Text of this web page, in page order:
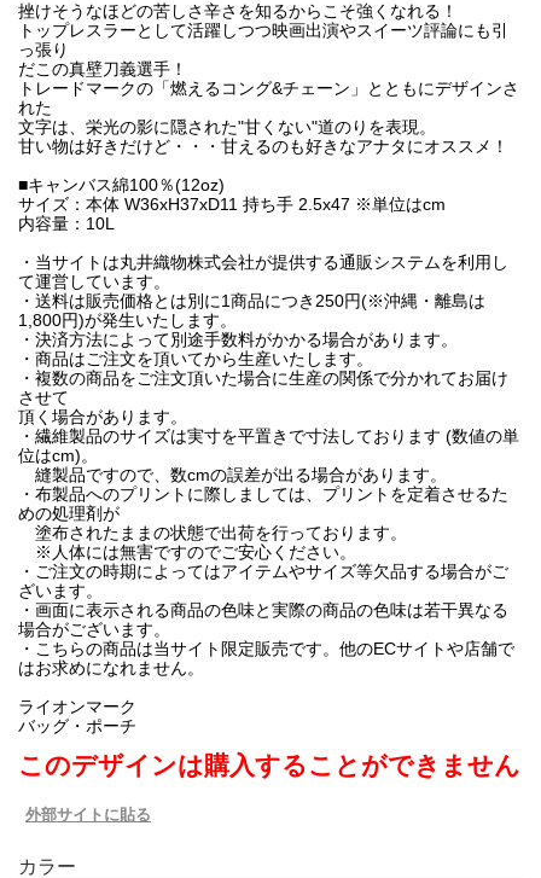
挫けそうなほどの苦しさ辛さを知るからこそ強くなれる！
トップレスラーとして活躍しつつ映画出演やスイーツ評論にも引
っ張り
だこの真壁刀義選手！
トレードマークの「燃えるコング&チェーン」とともにデザインさ
れた
文字は、栄光の影に隠された"甘くない"道のりを表現。
甘い物は好きだけど・・・甘えるのも好きなアナタにオススメ！
■キャンバス綿100％(12oz)
サイズ：本体 W36xH37xD11 持ち手 2.5x47 ※単位はcm
内容量：10L
・当サイトは丸井織物株式会社が提供する通販システムを利用し
て運営しています。
・送料は販売価格とは別に1商品につき250円(※沖縄・離島は
1,800円)が発生いたします。
・決済方法によって別途手数料がかかる場合があります。
・商品はご注文を頂いてから生産いたします。
・複数の商品をご注文頂いた場合に生産の関係で分かれてお届け
させて
頂く場合があります。
・繊維製品のサイズは実寸を平置きで寸法しております (数値の単
位はcm)。
縫製品ですので、数cmの誤差が出る場合があります。
・布製品へのプリントに際しましては、プリントを定着させるた
めの処理剤が
塗布されたままの状態で出荷を行っております。
※人体には無害ですのでご安心ください。
・ご注文の時期によってはアイテムやサイズ等欠品する場合がご
ざいます。
・画面に表示される商品の色味と実際の商品の色味は若干異なる
場合がございます。
・こちらの商品は当サイト限定販売です。他のECサイトや店舗で
はお求めになれません。
ライオンマーク
バッグ・ポーチ
このデザインは購入することができません
外部サイトに貼る
カラー